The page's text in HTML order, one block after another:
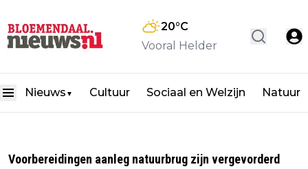
20°C
Vooral Helder
Nieuws ▼ Cultuur Sociaal en Welzijn Natuur
Voorbereidingen aanleg natuurbrug zijn vergevorderd